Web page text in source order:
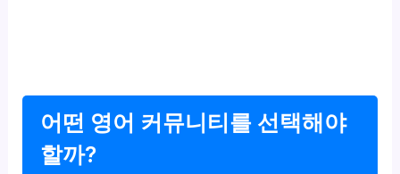
어떤 영어 커뮤니티를 선택해야
할까?